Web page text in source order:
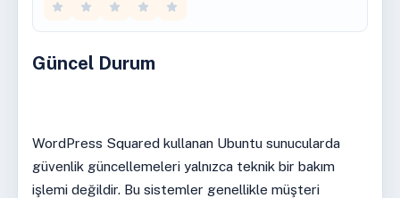
Güncel Durum
WordPress Squared kullanan Ubuntu sunucularda
güvenlik güncellemeleri yalnızca teknik bir bakım
işlemi değildir. Bu sistemler genellikle müşteri